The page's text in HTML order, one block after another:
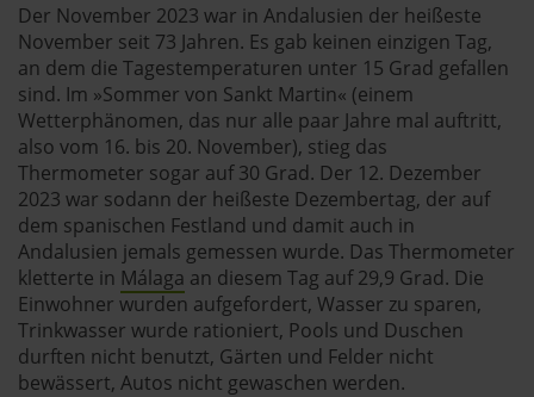
Der November 2023 war in Andalusien der heißeste
November seit 73 Jahren. Es gab keinen einzigen Tag,
an dem die Tagestemperaturen unter 15 Grad gefallen
sind. Im »Sommer von Sankt Martin« (einem
Wetterphänomen, das nur alle paar Jahre mal auftritt,
also vom 16. bis 20. November), stieg das
Thermometer sogar auf 30 Grad. Der 12. Dezember
2023 war sodann der heißeste Dezembertag, der auf
dem spanischen Festland und damit auch in
Andalusien jemals gemessen wurde. Das Thermometer
kletterte in Málaga an diesem Tag auf 29,9 Grad. Die
Einwohner wurden aufgefordert, Wasser zu sparen,
Trinkwasser wurde rationiert, Pools und Duschen
durften nicht benutzt, Gärten und Felder nicht
bewässert, Autos nicht gewaschen werden.